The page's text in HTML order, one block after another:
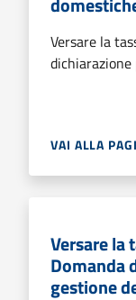
Versare la
VAI ALLA
Versare la
Domanda
gestione